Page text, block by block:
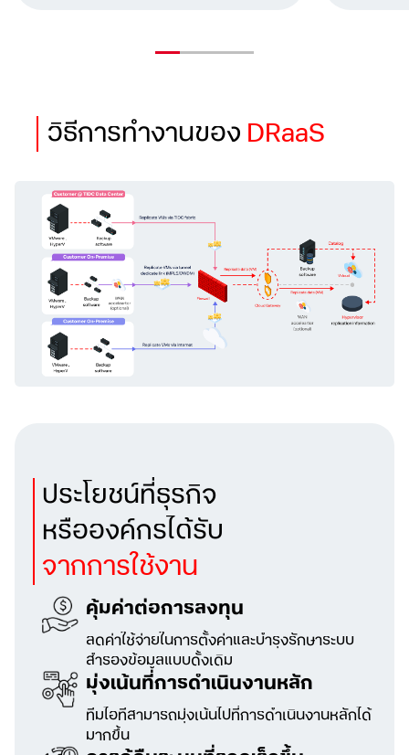
วิธีการทำงานของDRaaS
ประโยชน์ที่ธุรกิจ
หรือองค์กรได้รับ
จากการใช้งาน
คุ้มค่าต่อการลงทุน
ลดค่าใช้จ่ายในการตั้งค่าและบำรุงรักษาระบบ
สำรองข้อมูลแบบดั้งเดิม
มุ่งเน้นที่การดำเนินงานหลัก
ทีมไอทีสามารถมุ่งเน้นไปที่การดำเนินงานหลักได้
มากขึ้น